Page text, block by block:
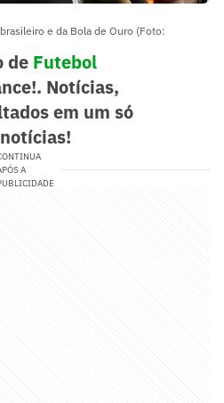
e da Bola de Ouro (Foto:
de Futebol
Notícias,
em um só
A